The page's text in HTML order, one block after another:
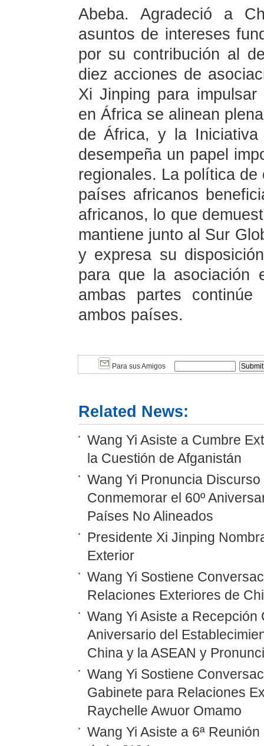
Abeba. Agradeció a
asuntos de intereses
por su contribución al
diez acciones de
Xi Jinping para impulsar
en África se alinean
de África, y la Iniciativa
desempeña un papel
regionales. La política
países africanos
africanos, lo que
mantiene junto al Sur
y expresa su
para que la asociación
ambas partes
ambos países.
Para sus Amigos
Related News:
Wang Yi Asiste a Cumbre
la Cuestión de Afganistán
Wang Yi Pronuncia
Conmemorar el 60º
Países No Alineados
Presidente Xi Jinping
Exterior
Wang Yi Sostiene
Relaciones Exteriores de
Wang Yi Asiste a Recepción
Aniversario del
China y la ASEAN y
Wang Yi Sostiene
Gabinete para Relaciones
Raychelle Awuor Omamo
Wang Yi Asiste a 6ª